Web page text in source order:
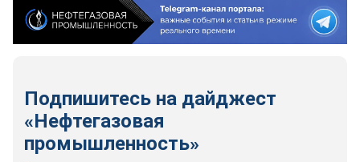
Подпишитесь на дайджест
«Нефтегазовая
промышленность»